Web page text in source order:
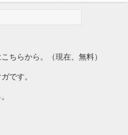
ちらから。（現在、無料）
です。